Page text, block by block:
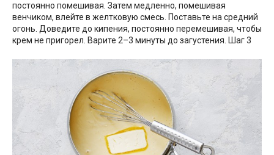
постоянно помешивая. Затем медленно, помешивая
венчиком, влейте в желтковую смесь. Поставьте на средний
огонь. Доведите до кипения, постоянно перемешивая, чтобы
крем не пригорел. Варите 2–3 минуты до загустения. Шаг 3